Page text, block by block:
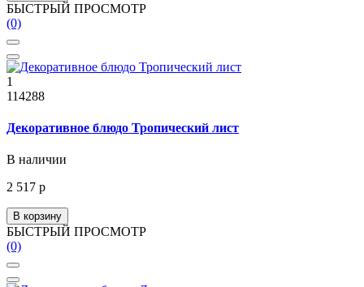
БЫСТРЫЙ ПРОСМОТР
(0)
1
114288
Декоративное блюдо Тропический лист
В наличии
2 517 р
В корзину
БЫСТРЫЙ ПРОСМОТР
(0)